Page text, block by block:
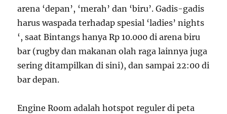
arena ‘depan’, ‘merah’ dan ‘biru’. Gadis-gadis
harus waspada terhadap spesial ‘ladies’ nights
‘, saat Bintangs hanya Rp 10.000 di arena biru
bar (rugby dan makanan olah raga lainnya juga
sering ditampilkan di sini), dan sampai 22:00 di
bar depan.
Engine Room adalah hotspot reguler di peta